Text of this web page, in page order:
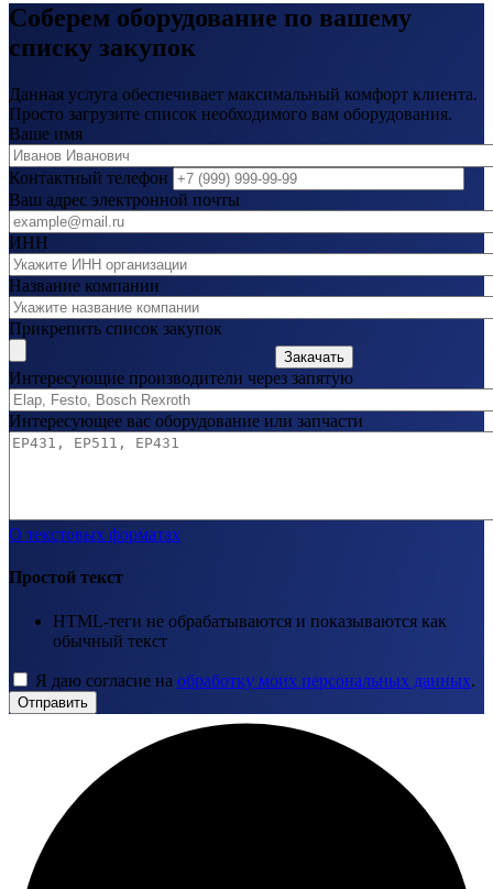
Соберем оборудование по вашему
списку закупок
Данная услуга обеспечивает максимальный комфорт клиента.
Просто загрузите список необходимого вам оборудования.
Ваше имя
Контактный телефон
Ваш адрес электронной почты
ИНН
Название компании
Прикрепить список закупок
Закачать
Интересующие производители через запятую
Интересующее вас оборудование или запчасти
О текстовых форматах
Простой текст
HTML-теги не обрабатываются и показываются как
обычный текст
Я даю согласие на обработку моих персональных данных.
Отправить